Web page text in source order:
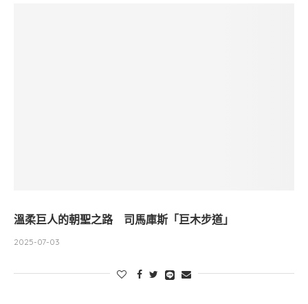
溫柔巨人的朝聖之路 司馬庫斯「巨木步道」
2025-07-03